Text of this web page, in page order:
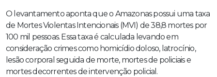
O levantamento aponta que o Amazonas possui uma taxa
de Mortes Violentas Intencionais (MVI) de 38,8 mortes por
100 mil pessoas. Essa taxa é calculada levando em
consideração crimes como homicídio doloso, latrocínio,
lesão corporal seguida de morte, mortes de policiais e
mortes decorrentes de intervenção policial.